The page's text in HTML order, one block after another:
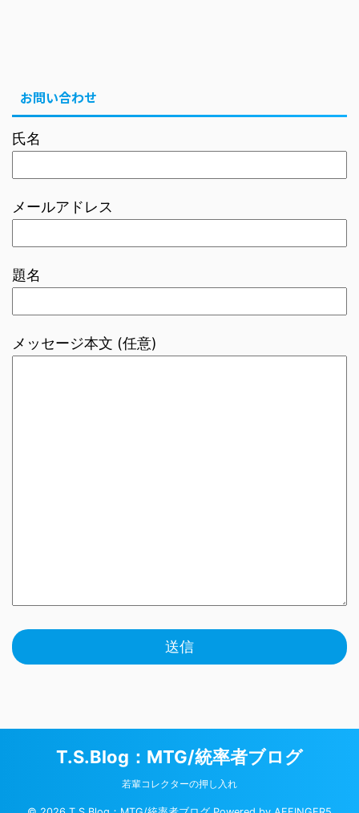
お問い合わせ
氏名
メールアドレス
題名
メッセージ本文 (任意)
T.S.Blog：MTG/統率者ブログ
若輩コレクターの押し入れ